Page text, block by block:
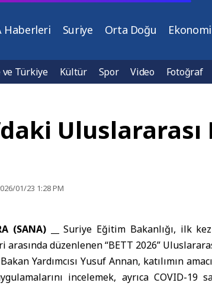
Haberleri Suriye Orta Doğu Ekonomi
ve Türkiye Kültür Spor Video Fotoğraf
01/23 1:28 PM
(SANA) __ Suriye Eğitim Bakanlığı, ilk
arasında düzenlenen “BETT 2026”
Yardımcısı Yusuf Annan, katılımın
incelemek, ayrıca COVID-19